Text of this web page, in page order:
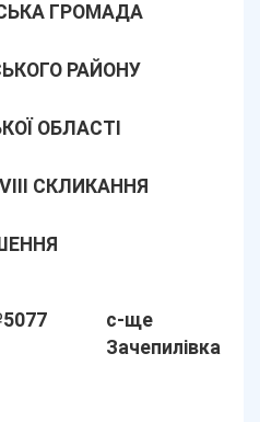
ГРОМАДА
РАЙОНУ
ОБЛАСТІ
VIII СКЛИКАННЯ
с-ще
Зачепилівка